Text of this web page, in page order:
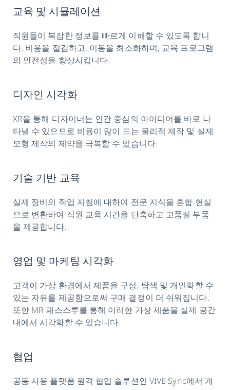
교육 및 시뮬레이션
직원들이 복잡한 정보를 빠르게 이해할 수 있도록 합니
다. 비용을 절감하고, 이동을 최소화하며, 교육 프로그램
의 안전성을 향상시킵니다.
디자인 시각화
XR을 통해 디자이너는 인간 중심의 아이디어를 바로 나
타낼 수 있으므로 비용이 많이 드는 물리적 제작 및 실제
모형 제작의 제약을 극복할 수 있습니다.
기술 기반 교육
실제 장비의 작업 지침에 대하여 전문 지식을 혼합 현실
으로 변환하여 직원 교육 시간을 단축하고 고품질 부품
을 제공합니다.
영업 및 마케팅 시각화
고객이 가상 환경에서 제품을 구성, 탐색 및 개인화할 수
있는 자유를 제공함으로써 구매 결정이 더 쉬워집니다.
또한 MR 패스스루를 통해 이러한 가상 제품을 실제 공간
내에서 시각화할 수 있습니다.
협업
공동 사용 플랫폼 원격 협업 솔루션인 VIVE Sync에서 개